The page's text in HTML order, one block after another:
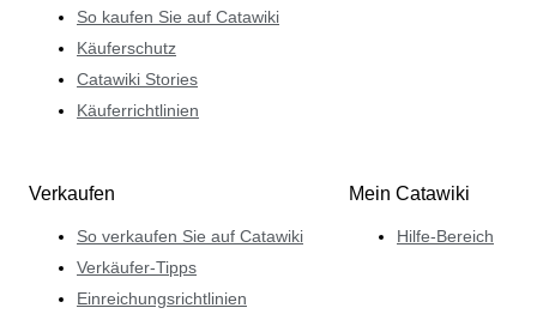
So kaufen Sie auf Catawiki
Käuferschutz
Catawiki Stories
Käuferrichtlinien
Verkaufen
So verkaufen Sie auf Catawiki
Verkäufer-Tipps
Einreichungsrichtlinien
Mein Catawiki
Hilfe-Bereich